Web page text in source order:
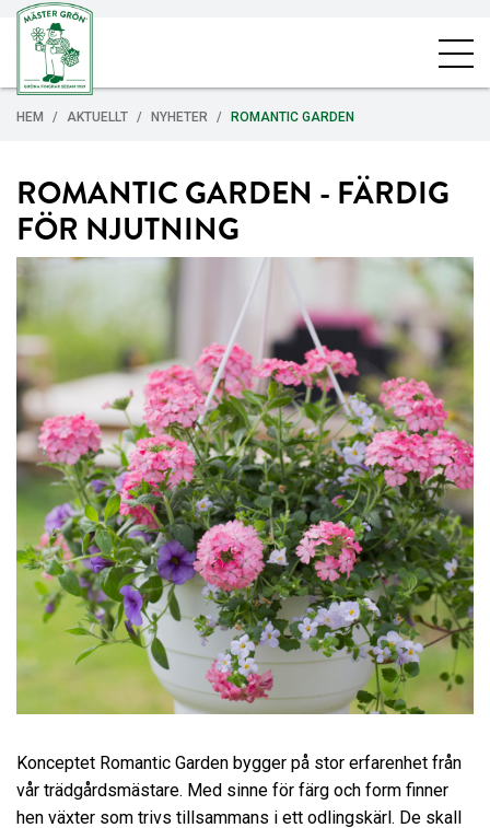
HEM AKTUELLT NYHETER ROMANTIC GARDEN
ROMANTIC GARDEN - FÄRDIG
FÖR NJUTNING
Konceptet Romantic Garden bygger på stor erfarenhet från
vår trädgårdsmästare. Med sinne för färg och form finner
hen växter som trivs tillsammans i ett odlingskärl. De skall